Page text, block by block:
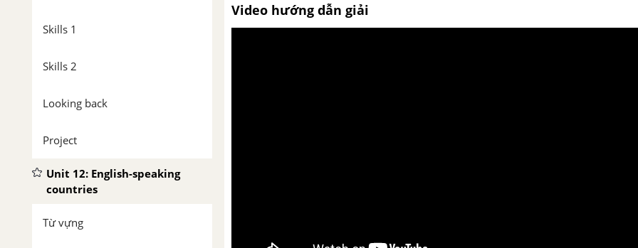
Skills 1
Skills 2
Looking back
Project
Unit 12: English-speaking
countries
Từ vựng
Video hướng dẫn giải